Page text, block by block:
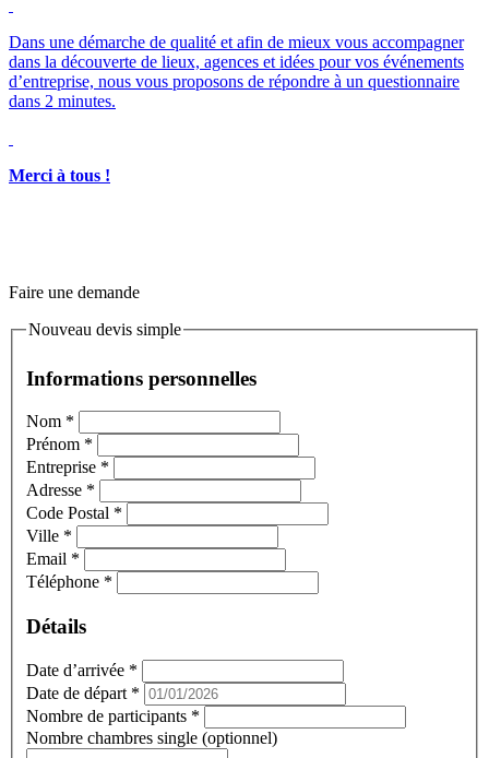
Merci à tous !
Faire une demande
Nouveau devis simple
Informations personnelles
Nom *
Prénom *
Entreprise *
Adresse *
Code Postal *
Ville *
Email *
Téléphone *
Détails
Date d’arrivée *
Date de départ *
Nombre de participants *
Nombre chambres single (optionnel)